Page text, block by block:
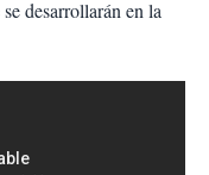
desarrollarán en la